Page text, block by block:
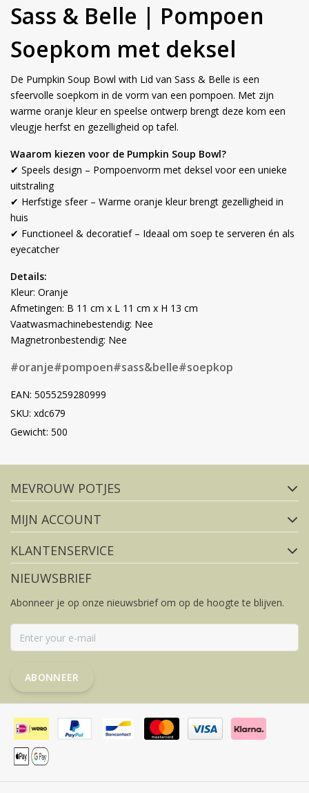
Sass & Belle | Pompoen
Soepkom met deksel
De Pumpkin Soup Bowl with Lid van Sass & Belle is een
sfeervolle soepkom in de vorm van een pompoen. Met zijn
warme oranje kleur en speelse ontwerp brengt deze kom een
vleugje herfst en gezelligheid op tafel.
Waarom kiezen voor de Pumpkin Soup Bowl?
✔ Speels design – Pompoenvorm met deksel voor een unieke
uitstraling
✔ Herfstige sfeer – Warme oranje kleur brengt gezelligheid in
huis
✔ Functioneel & decoratief – Ideaal om soep te serveren én als
eyecatcher
Details:
Kleur: Oranje
Afmetingen: B 11 cm x L 11 cm x H 13 cm
Vaatwasmachinebestendig: Nee
Magnetronbestendig: Nee
#oranje#pompoen#sass&belle#soepkop
EAN: 5055259280999
SKU: xdc679
Gewicht: 500
Volg ons op social media
FACEBOOK
MEVROUW POTJES
MIJN ACCOUNT
KLANTENSERVICE
NIEUWSBRIEF
Abonneer je op onze nieuwsbrief om op de hoogte te blijven.
ABONNEER